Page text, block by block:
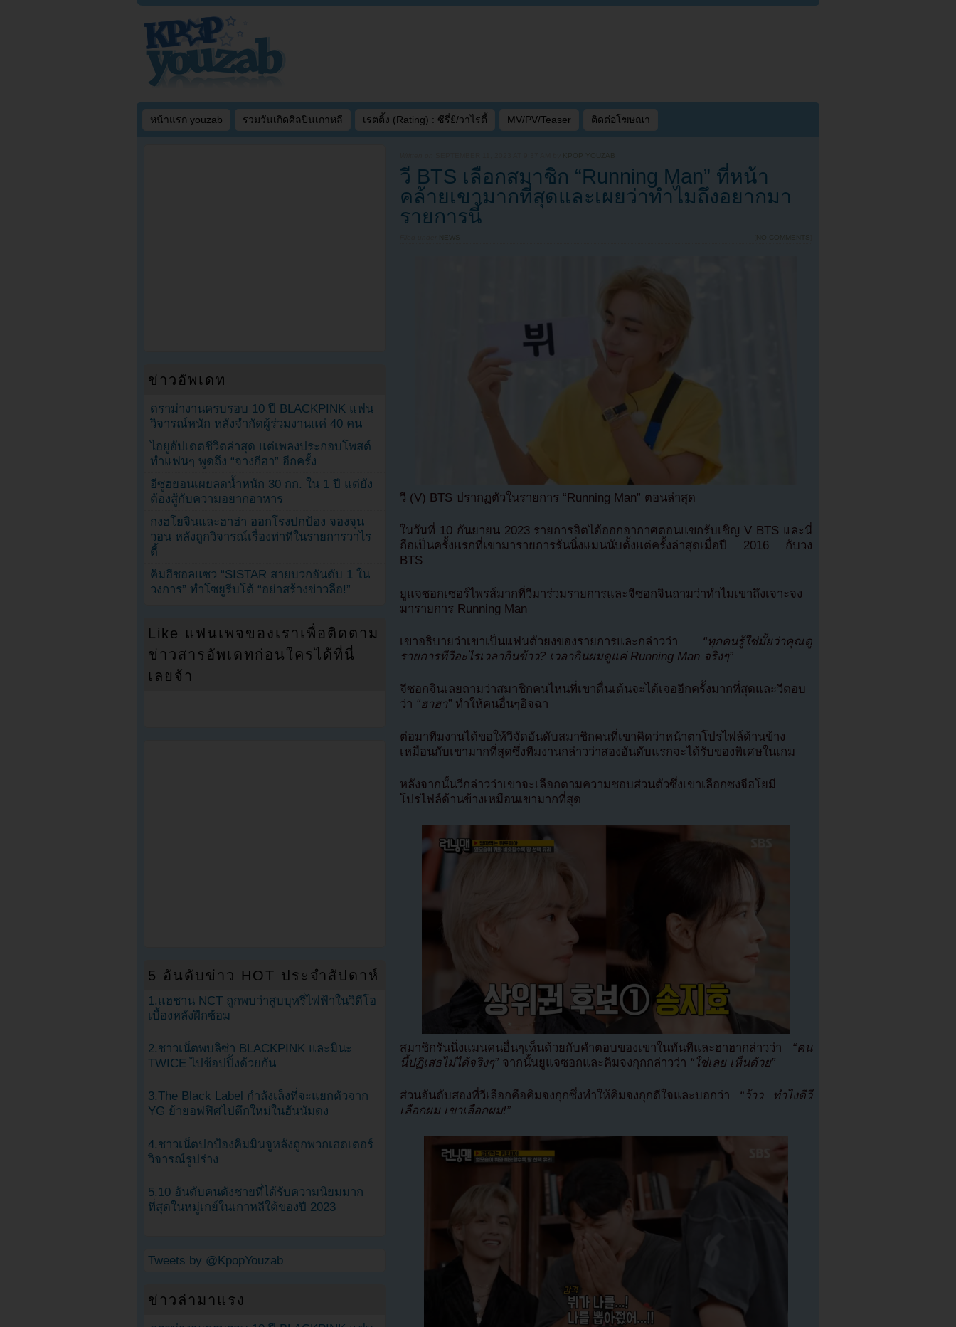
หน้าแรก youzab รวมวันเกิดศิลปินเกาหลี เรตติ้ง (Rating) : ซีรี่ย์/วาไรตี้ MV/PV/Teaser ติดต่อโฆษณา
KPOP YOUZAB
วี BTS เลือกสมาชิก “Running Man” ที่หน้า
คล้ายเขามากที่สุดและเผยว่าทำไมถึงอยากมา
รายการนี้
NEWS NO COMMENTS
วี (V) BTS ปรากฏตัวในรายการ “Running Man” ตอนล่าสุด
ในวันที่ 10 กันยายน 2023 รายการฮิตได้ออกอากาศตอนแขกรับเชิญ V BTS และนี่
ถือเป็นครั้งแรกที่เขามารายการรันนิ่งแมนนับตั้งแต่ครั้งล่าสุดเมื่อปี 2016 กับวง
BTS
ยูแจซอกเซอร์ไพรส์มากที่วีมาร่วมรายการและจีซอกจินถามว่าทำไมเขาถึงเจาะจง
มารายการ Running Man
เขาอธิบายว่าเขาเป็นแฟนตัวยงของรายการและกล่าวว่า “ทุกคนรู้ใช่มั้ยว่าคุณดู
รายการทีวีอะไรเวลากินข้าว? เวลากินผมดูแค่ Running Man จริงๆ”
จีซอกจินเลยถามว่าสมาชิกคนไหนที่เขาตื่นเต้นจะได้เจออีกครั้งมากที่สุดและวีตอบ
ว่า “ฮาฮา” ทำให้คนอื่นๆอิจฉา
ต่อมาทีมงานได้ขอให้วีจัดอันดับสมาชิกคนที่เขาคิดว่าหน้าตาโปรไฟล์ด้านข้าง
เหมือนกับเขามากที่สุดซึ่งทีมงานกล่าวว่าสองอันดับแรกจะได้รับของพิเศษในเกม
หลังจากนั้นวีกล่าวว่าเขาจะเลือกตามความชอบส่วนตัวซึ่งเขาเลือกซงจีฮโยมี
โปรไฟล์ด้านข้างเหมือนเขามากที่สุด
สมาชิกรันนิ่งแมนคนอื่นๆเห็นด้วยกับคำตอบของเขาในทันทีและฮาฮากล่าวว่า “คน
นี้ปฏิเสธไม่ได้จริงๆ” จากนั้นยูแจซอกและคิมจงกุกกล่าวว่า “ใช่เลย เห็นด้วย”
ส่วนอันดับสองที่วีเลือกคือคิมจงกุกซึ่งทำให้คิมจงกุกดีใจและบอกว่า “ว้าว ทำไงดีวี
เลือกผม เขาเลือกผม!”
ข่าวอัพเดท
ดราม่างานครบรอบ 10 ปี BLACKPINK แฟน
วิจารณ์หนัก หลังจำกัดผู้ร่วมงานแค่ 40 คน
ไอยูอัปเดตชีวิตล่าสุด แต่เพลงประกอบโพสต์
ทำแฟนๆ พูดถึง “จางกีฮา” อีกครั้ง
อีซูฮยอนเผยลดน้ำหนัก 30 กก. ใน 1 ปี แต่ยัง
ต้องสู้กับความอยากอาหาร
กงฮโยจินและฮาฮ่า ออกโรงปกป้อง จองจุน
วอน หลังถูกวิจารณ์เรื่องท่าทีในรายการวาไร
ตี้
คิมฮีชอลแซว “SISTAR สายบวกอันดับ 1 ใน
วงการ” ทำโซยูรีบโต้ “อย่าสร้างข่าวลือ!”
Like แฟนเพจของเราเพื่อติดตาม
ข่าวสารอัพเดทก่อนใครได้ที่นี่
เลยจ้า
5 อันดับข่าว HOT ประจำสัปดาห์
1.แฮชาน NCT ถูกพบว่าสูบบุหรี่ไฟฟ้าในวิดีโอ
เบื้องหลังฝึกซ้อม
2.ชาวเน็ตพบลิซ่า BLACKPINK และมินะ
TWICE ไปช้อปปิ้งด้วยกัน
3.The Black Label กำลังเล็งที่จะแยกตัวจาก
YG ย้ายอฟฟิศไปตึกใหม่ในฮันนัมดง
4.ชาวเน็ตปกป้องคิมมินจูหลังถูกพวกเฮดเตอร์
วิจารณ์รูปร่าง
5.10 อันดับคนดังชายที่ได้รับความนิยมมาก
ที่สุดในหมู่เกย์ในเกาหลีใต้ของปี 2023
Tweets by @KpopYouzab
ข่าวล่ามาแรง